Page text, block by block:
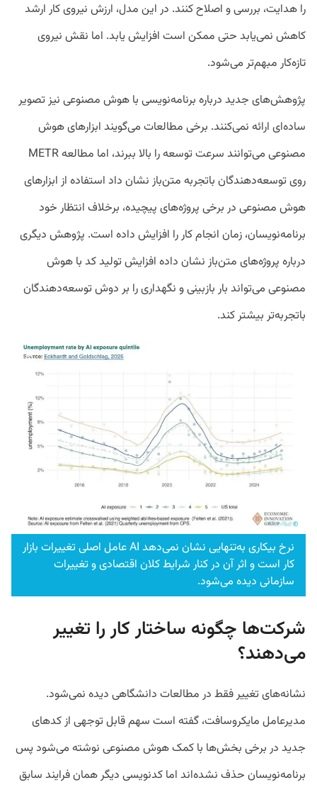
را هدایت، بررسی و اصلاح کنند. در این مدل، ارزش نیروی کار ارشد
کاهش نمی‌یابد حتی ممکن است افزایش یابد. اما نقش نیروی
تازه‌کار مبهم‌تر می‌شود.
پژوهش‌های جدید درباره برنامه‌نویسی با هوش مصنوعی نیز تصویر
ساده‌ای ارائه نمی‌کنند. برخی مطالعات می‌گویند ابزارهای هوش
مصنوعی می‌توانند سرعت توسعه را بالا ببرند، اما مطالعهMETR
روی توسعه‌دهندگان باتجربه متن‌باز نشان داد استفاده از ابزارهای
هوش مصنوعی در برخی پروژه‌های پیچیده، برخلاف انتظار خود
برنامه‌نویسان، زمان انجام کار را افزایش داده است. پژوهش دیگری
درباره پروژه‌های متن‌باز نشان داده افزایش تولید کد با هوش
مصنوعی می‌تواند بار بازبینی و نگهداری را بر دوش توسعه‌دهندگان
باتجربه‌تر بیشتر کند.
نرخ بیکاری به‌تنهایی نشان نمی‌دهد AI عامل اصلی تغییرات بازار
کار است و اثر آن در کنار شرایط کلان اقتصادی و تغییرات
سازمانی دیده می‌شود.
شرکت‌ها چگونه ساختار کار را تغییر
می‌دهند؟
نشانه‌های تغییر فقط در مطالعات دانشگاهی دیده نمی‌شود.
مدیرعامل مایکروسافت، گفته است سهم قابل توجهی از کدهای
جدید در برخی بخش‌ها با کمک هوش مصنوعی نوشته می‌شود پس
برنامه‌نویسان حذف نشده‌اند اما کدنویسی دیگر همان فرایند سابق